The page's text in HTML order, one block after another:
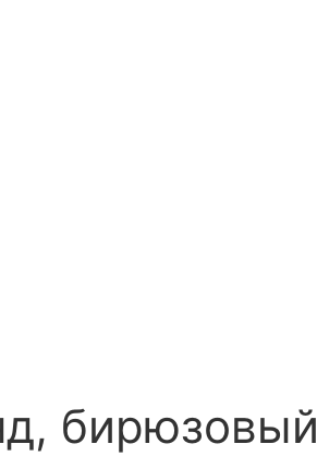
бирюзовый